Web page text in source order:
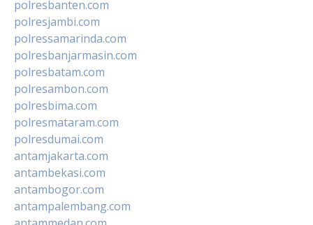
polresbanten.com
polresjambi.com
polressamarinda.com
polresbanjarmasin.com
polresbatam.com
polresambon.com
polresbima.com
polresmataram.com
polresdumai.com
antamjakarta.com
antambekasi.com
antambogor.com
antampalembang.com